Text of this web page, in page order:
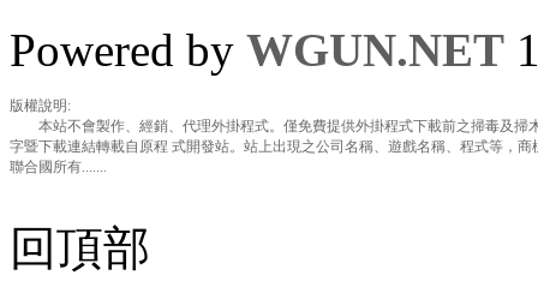
Powered by WGUN.NET
版權說明:
本站不會製作、經銷、代理外掛程式。僅免費提供外掛程式下載前之掃毒及掃
字暨下載連結轉載自原程 式開發站。站上出現之公司名稱、遊戲名稱、程式等，
聯合國所有.......
回頂部